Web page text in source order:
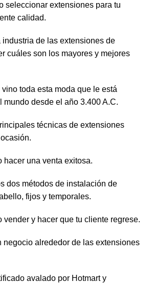
seleccionar extensiones para tu
calidad.
de las extensiones de
cuáles son los mayores y mejores
toda esta moda que le está
mundo desde el año 3.400 A.C.
técnicas de extensiones
hacer una venta exitosa.
dos métodos de instalación de
fijos y temporales.
vender y hacer que tu cliente regrese.
negocio alrededor de las extensiones
avalado por Hotmart y